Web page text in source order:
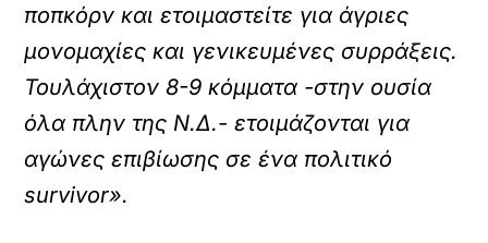
ποπκόρν και ετοιμαστείτε για άγριες
μονομαχίες και γενικευμένες συρράξεις.
Τουλάχιστον 8-9 κόμματα -στην ουσία
όλα πλην της Ν.Δ.- ετοιμάζονται για
αγώνες επιβίωσης σε ένα πολιτικό
survivor».